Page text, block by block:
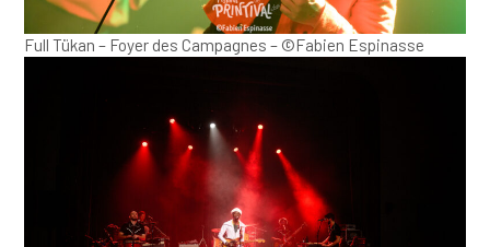
Full Tükan – Foyer des Campagnes – ©Fabien Espinasse